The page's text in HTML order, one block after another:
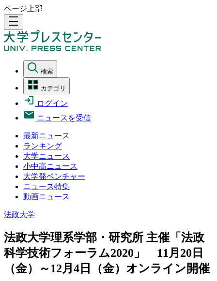
ページ上部
density_medium
検索
カテゴリ
ログイン
ニュースを受信
最新ニュース
ランキング
大学ニュース
小中高ニュース
大学発ベンチャー
ニュース特集
動画ニュース
法政大学
法政大学理系学部・研究所 主催「法政
科学技術フォーラム2020」 11月20日
（金）～12月4日（金）オンライン開催